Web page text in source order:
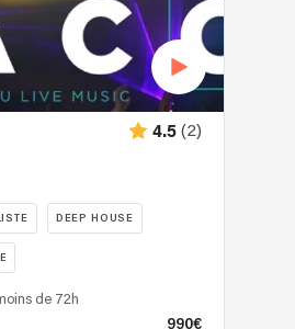
4.5 (2)
DEEP HOUSE
de 72h
990€